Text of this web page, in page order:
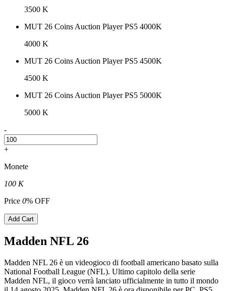
3500 K
MUT 26 Coins Auction Player PS5 4000K
4000 K
MUT 26 Coins Auction Player PS5 4500K
4500 K
MUT 26 Coins Auction Player PS5 5000K
5000 K
-
+
Monete
100 K
Price 0% OFF
Add Cart
Madden NFL 26
Madden NFL 26 è un videogioco di football americano basato sulla
National Football League (NFL). Ultimo capitolo della serie
Madden NFL, il gioco verrà lanciato ufficialmente in tutto il mondo